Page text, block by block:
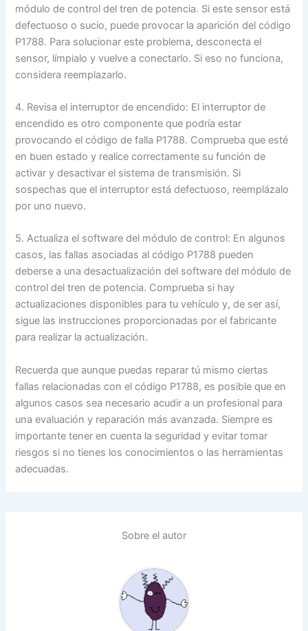
módulo de control del tren de potencia. Si este sensor está
defectuoso o sucio, puede provocar la aparición del código
P1788. Para solucionar este problema, desconecta el
sensor, límpialo y vuelve a conectarlo. Si eso no funciona,
considera reemplazarlo.
4. Revisa el interruptor de encendido: El interruptor de
encendido es otro componente que podría estar
provocando el código de falla P1788. Comprueba que esté
en buen estado y realice correctamente su función de
activar y desactivar el sistema de transmisión. Si
sospechas que el interruptor está defectuoso, reemplázalo
por uno nuevo.
5. Actualiza el software del módulo de control: En algunos
casos, las fallas asociadas al código P1788 pueden
deberse a una desactualización del software del módulo de
control del tren de potencia. Comprueba si hay
actualizaciones disponibles para tu vehículo y, de ser así,
sigue las instrucciones proporcionadas por el fabricante
para realizar la actualización.
Recuerda que aunque puedas reparar tú mismo ciertas
fallas relacionadas con el código P1788, es posible que en
algunos casos sea necesario acudir a un profesional para
una evaluación y reparación más avanzada. Siempre es
importante tener en cuenta la seguridad y evitar tomar
riesgos si no tienes los conocimientos o las herramientas
adecuadas.
Sobre el autor